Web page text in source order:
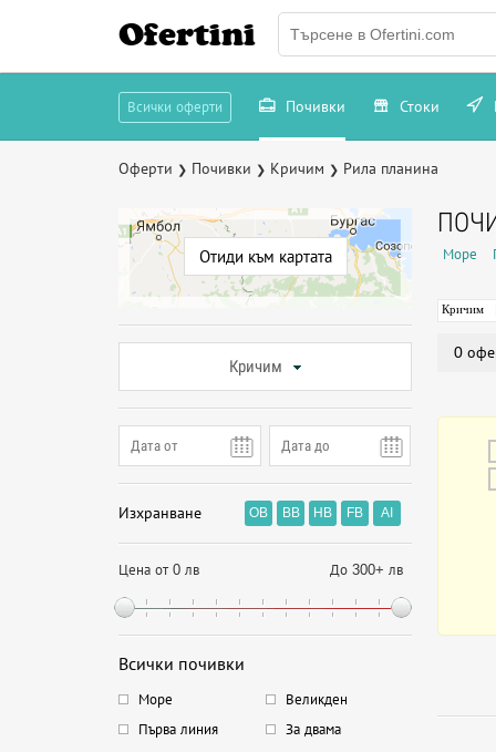
Ofertini
Всички оферти Почивки Стоки
Оферти ❯ Почивки ❯ Кричим ❯ Рила планина
Отиди към картата
Кричим
Изхранване OB BB HB FB AI
Цена от 0 лв До 300+ лв
Всички почивки
Море
Великден
Първа линия
За двама
Море
Кричим
0